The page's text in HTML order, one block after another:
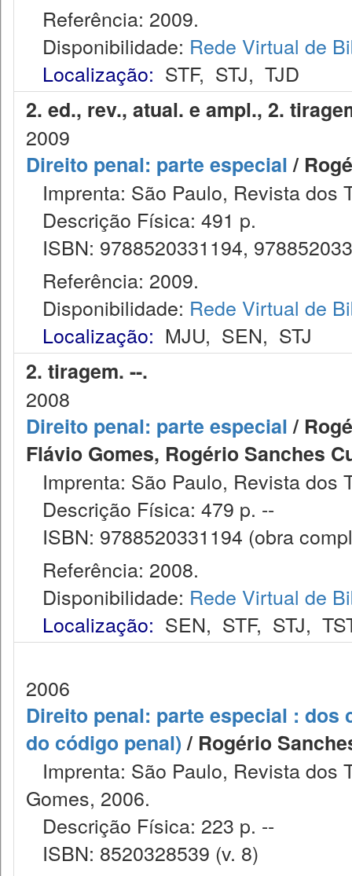
Referência: 2009.
Disponibilidade: Rede Virtual de
Localização: STF, STJ, TJD
2. ed., rev., atual. e ampl., 2.
2009
Direito penal: parte especial/
Imprenta: São Paulo, Revista dos
Descrição Física: 491 p.
ISBN: 9788520331194,
Referência: 2009.
Disponibilidade: Rede Virtual de
Localização: MJU, SEN, STJ
2. tiragem. --.
2008
Direito penal: parte especial/
Flávio Gomes, Rogério Sanches
Imprenta: São Paulo, Revista dos
Descrição Física: 479 p. --
ISBN: 9788520331194 (obra
Referência: 2008.
Disponibilidade: Rede Virtual de
Localização: SEN, STF, STJ,
2006
Direito penal: parte especial : dos
do código penal)/ Rogério
Imprenta: São Paulo, Revista dos
Gomes, 2006.
Descrição Física: 223 p. --
ISBN: 8520328539 (v. 8)